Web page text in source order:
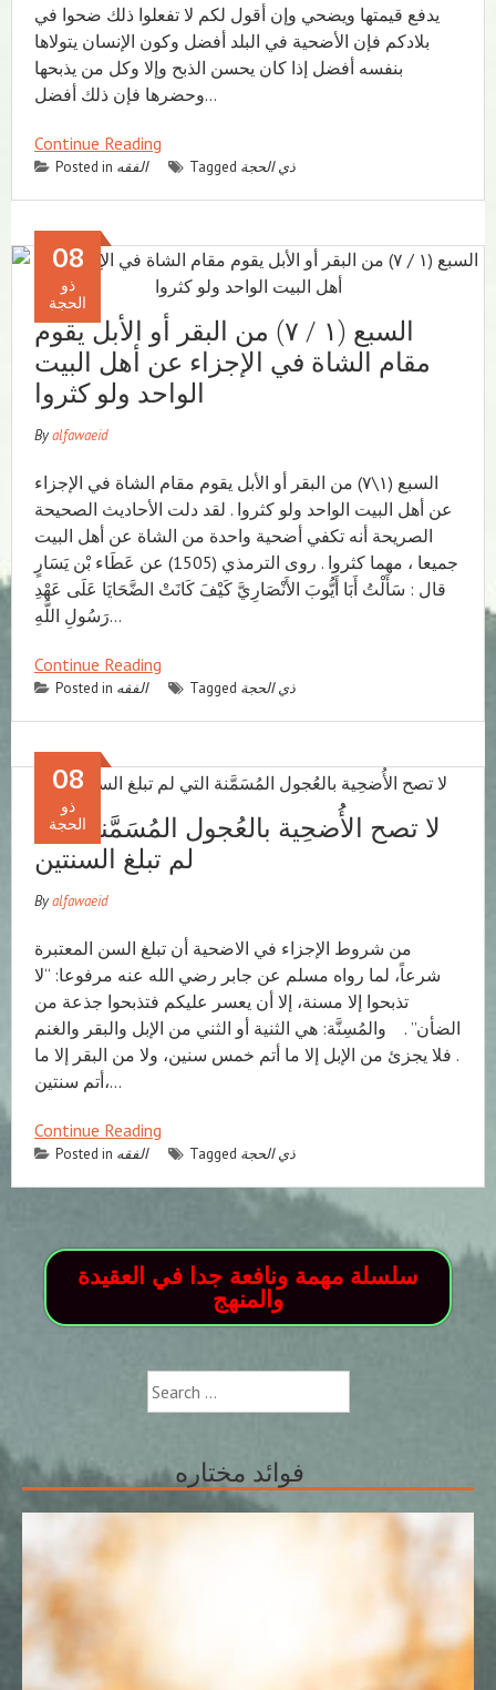
يدفع قيمتها ويضحي وإن أقول لكم لا تفعلوا ذلك ضحوا في
بلادكم فإن الأضحية في البلد أفضل وكون الإنسان يتولاها
بنفسه أفضل إذا كان يحسن الذبح وإلا وكل من يذبحها
وحضرها فإن ذلك أفضل…
Continue Reading
Posted in الفقه Tagged ذي الحجة
السبع (١ / ٧) من البقر أو الأبل يقوم
مقام الشاة في الإجزاء عن أهل البيت
الواحد ولو كثروا
08
ذو
الحجة
Byalfawaeid
السبع (١\٧) من البقر أو الأبل يقوم مقام الشاة في الإجزاء
عن أهل البيت الواحد ولو كثروا . لقد دلت الأحاديث الصحيحة
الصريحة أنه تكفي أضحية واحدة من الشاة عن أهل البيت
جميعا ، مهما كثروا . روى الترمذي (1505) عن عَطَاء بْن يَسَارٍ
قال : سَأَلْتُ أَبَا أَيُّوبَ الأَنْصَارِيَّ كَيْفَ كَانَتْ الضَّحَايَا عَلَى عَهْدِ
رَسُولِ اللَّهِ…
Continue Reading
Posted in الفقه Tagged ذي الحجة
لا تصح الأُضحِية بالعُجول المُسَمَّنة التي
لم تبلغ السنتين
08
ذو
الحجة
Byalfawaeid
من شروط الإجزاء في الاضحية أن تبلغ السن المعتبرة
شرعاً، لما رواه مسلم عن جابر رضي الله عنه مرفوعا: “لا
تذبحوا إلا مسنة، إلا أن يعسر عليكم فتذبحوا جذعة من
الضأن” . والمُسِنَّة: هي الثنية أو الثني من الإبل والبقر والغنم
. فلا يجزئ من الإبل إلا ما أتم خمس سنين، ولا من البقر إلا ما
أتم سنتين،…
Continue Reading
Posted in الفقه Tagged ذي الحجة
سلسلة مهمة ونافعة جدا في العقيدة
والمنهج
Search
for:
فوائد مختاره